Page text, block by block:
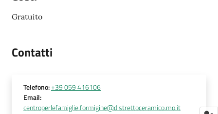
Gratuito
Contatti
Telefono:+39 059 416106
Email:
centroperlefamiglie.formigine@distrettoceramico.mo.it